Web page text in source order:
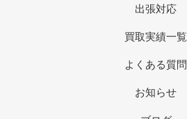
出張対応
買取実績一覧
よくある質問
お知らせ